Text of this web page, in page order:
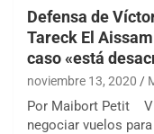
Defensa de
Tareck El
caso «está
noviembre 13, 2020
Por Maibort Petit
negociar vuelos